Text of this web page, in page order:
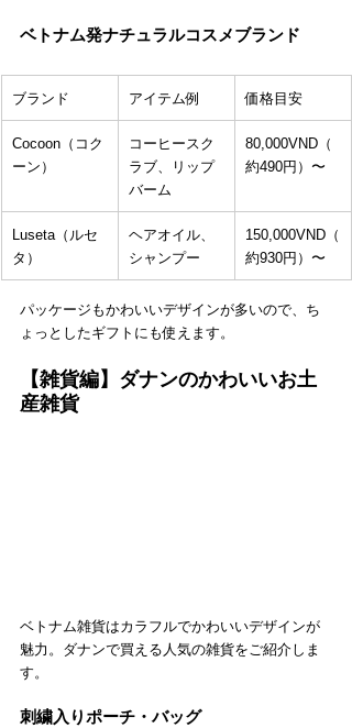
ベトナム発ナチュラルコスメブランド
ブランド アイテム例 価格目安
Cocoon（コク
ーン）
コーヒースク
ラブ、リップ
バーム
80,000VND（
約490円）〜
Luseta（ルセ
タ）
ヘアオイル、
シャンプー
150,000VND（
約930円）〜
パッケージもかわいいデザインが多いので、ち
ょっとしたギフトにも使えます。
【雑貨編】ダナンのかわいいお土
産雑貨
ベトナム雑貨はカラフルでかわいいデザインが
魅力。ダナンで買える人気の雑貨をご紹介しま
す。
刺繍入りポーチ・バッグ